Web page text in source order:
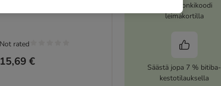
15,69 €
Not rated
14€ kuponkikoodi
leimakortilla
Säästä jopa 7 % bitiba-
kestotilauksella